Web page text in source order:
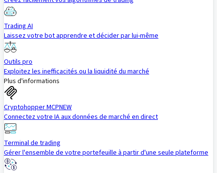
Trading AI
Laissez votre bot apprendre et décider par lui-même
Outils pro
Exploitez les inefficacités ou la liquidité du marché
Plus d'informations
Cryptohopper MCPNEW
Connectez votre IA aux données de marché en direct
Terminal de trading
Gérer l'ensemble de votre portefeuille à partir d'une seule plateforme